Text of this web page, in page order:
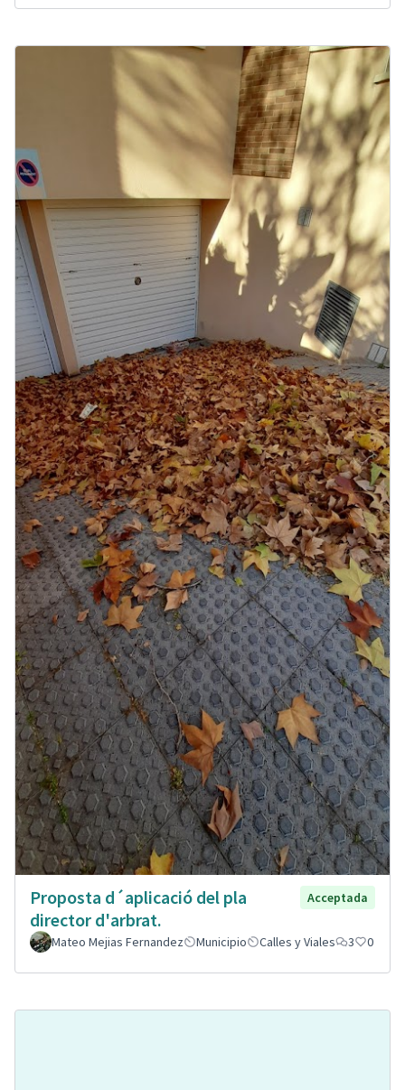
Proposta d´aplicació del pla
director d'arbrat.
Acceptada
Mateo Mejias Fernandez Municipio Calles y Viales 3 0